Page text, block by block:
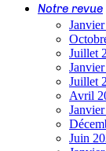
Notre revue
Juillet
Juillet
Avril
Juin